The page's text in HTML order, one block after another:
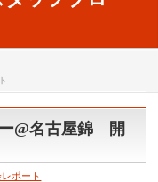
@名古屋錦 開
ポート